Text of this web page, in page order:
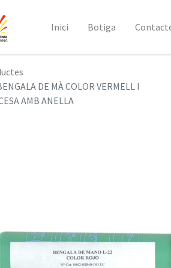
Inici Botiga
DE MÀ COLOR VERMELL I
AMB ANELLA